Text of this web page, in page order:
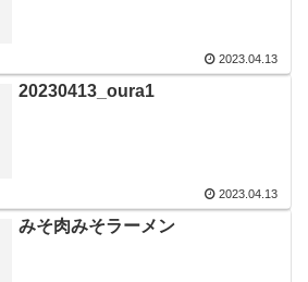
2023.04.13
20230413_oura1
2023.04.13
みそ肉みそラーメン